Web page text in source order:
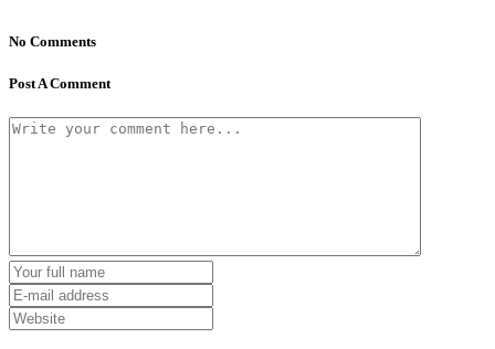
No Comments
Post A Comment